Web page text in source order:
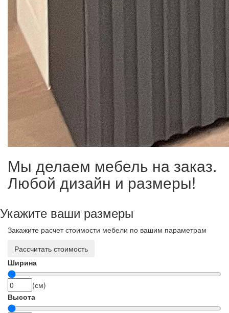
Мы делаем мебель на заказ.
Любой дизайн и размеры!
Укажите ваши размеры
Закажите расчет стоимости мебели по вашим параметрам
Рассчитать стоимость
Ширина
(см)
Высота